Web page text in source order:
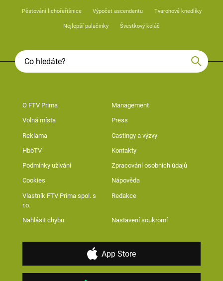
Pěstování lichořeřišnice Výpočet ascendentu Tvarohové knedlíky
Nejlepší palačinky Švestkový koláč
O FTV Prima Management
Volná místa Press
Reklama Castingy a výzvy
HbbTV Kontakty
Podmínky užívání Zpracování osobních údajů
Cookies Nápověda
Vlastník FTV Prima spol. s
r.o.
Redakce
Nahlásit chybu Nastavení soukromí
App Store